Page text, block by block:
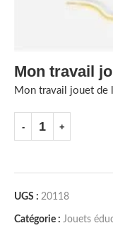
Mon travail
Mon travail jouet de
UGS : 20118
Catégorie : Jouets